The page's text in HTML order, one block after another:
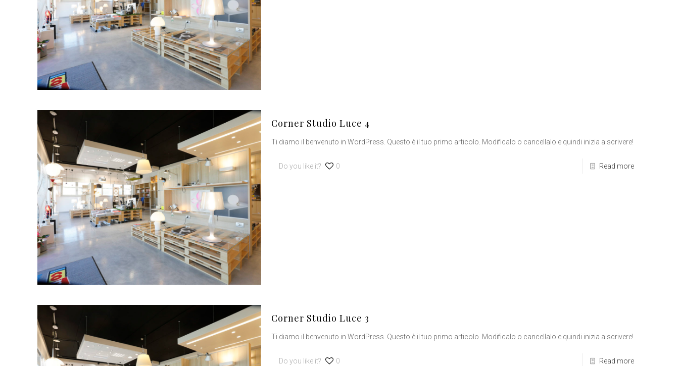
Corner Studio Luce 4
Ti diamo il benvenuto in WordPress. Questo è il tuo primo articolo. Modificalo o cancellalo e quindi inizia a scrivere!
Do you like it? 0 Read more
Corner Studio Luce 3
Ti diamo il benvenuto in WordPress. Questo è il tuo primo articolo. Modificalo o cancellalo e quindi inizia a scrivere!
Do you like it? 0 Read more